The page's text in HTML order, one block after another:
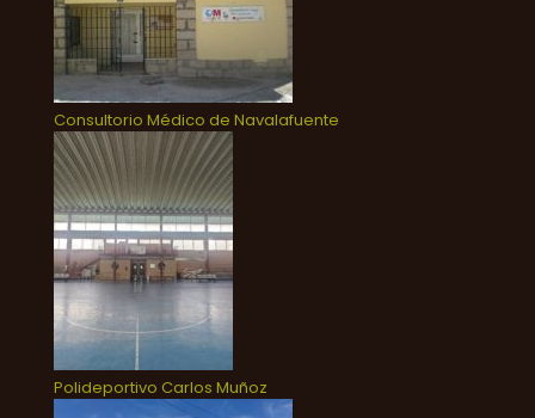
Consultorio Médico de Navalafuente
Polideportivo Carlos Muñoz